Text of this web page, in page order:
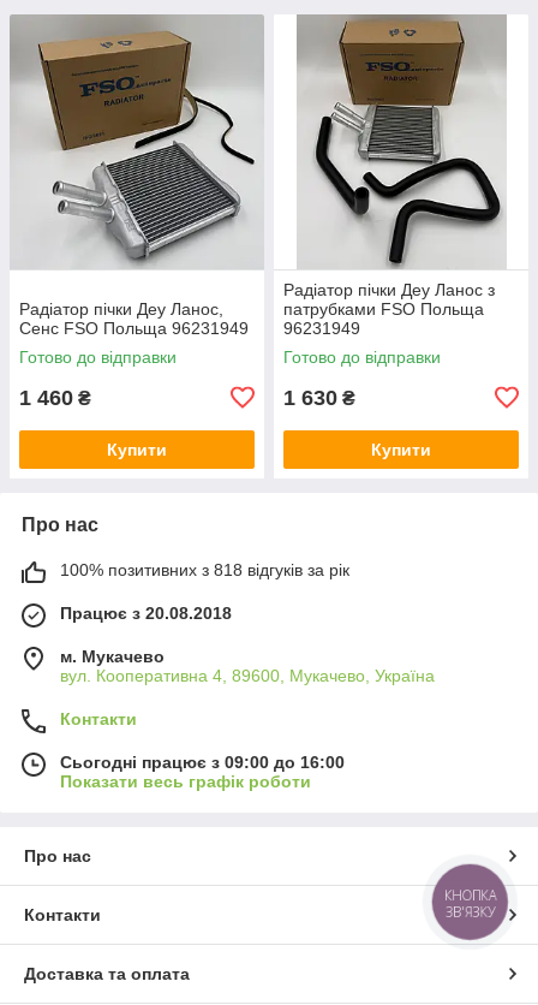
Радіатор пічки Деу Ланос,
Сенс FSO Польща 96231949
Готово до відправки
1 460 ₴
Купити
Радіатор пічки Деу Ланос з
патрубками FSO Польща
96231949
Готово до відправки
1 630 ₴
Купити
Про нас
100% позитивних з 818 відгуків за рік
Працює з 20.08.2018
м. Мукачево
вул. Кооперативна 4, 89600, Мукачево, Україна
Контакти
Сьогодні працює з 09:00 до 16:00
Показати весь графік роботи
Про нас
Контакти
Доставка та оплата
КНОПКА
ЗВ'ЯЗКУ